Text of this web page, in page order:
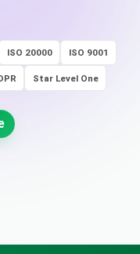
ISO 20000 ISO 9001
Star Level One